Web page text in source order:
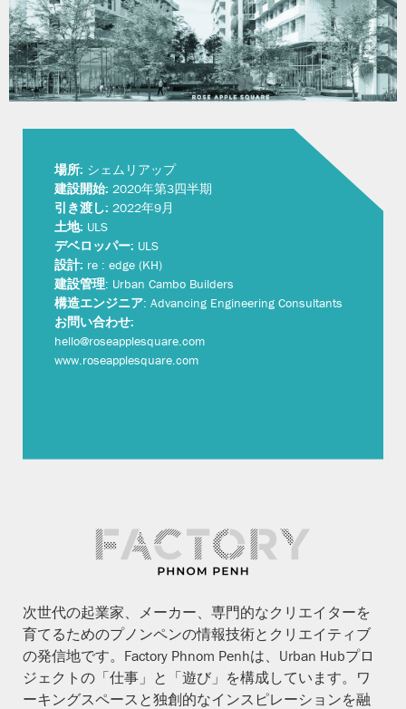
場所: シェムリアップ
建設開始: 2020年第3四半期
引き渡し: 2022年9月
土地: ULS
デベロッパー: ULS
設計: re : edge (KH)
建設管理: Urban Cambo Builders
構造エンジニア: Advancing Engineering Consultants
お問い合わせ:
hello@roseapplesquare.com
www.roseapplesquare.com
次世代の起業家、メーカー、専門的なクリエイターを
育てるためのプノンペンの情報技術とクリエイティブ
の発信地です。Factory Phnom Penhは、Urban Hubプロ
ジェクトの「仕事」と「遊び」を構成しています。ワ
ーキングスペースと独創的なインスピレーションを融